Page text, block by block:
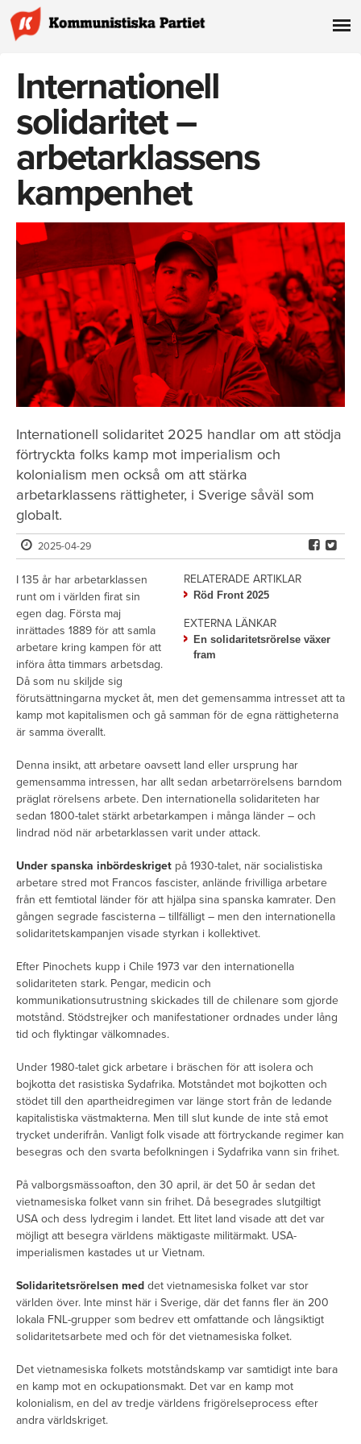
Internationell
solidaritet –
arbetarklassens
kampenhet
Internationell solidaritet 2025 handlar om att stödja
förtryckta folks kamp mot imperialism och
kolonialism men också om att stärka
arbetarklassens rättigheter, i Sverige såväl som
globalt.
2025-04-29
RELATERADE ARTIKLAR
Röd Front 2025
EXTERNA LÄNKAR
En solidaritetsrörelse växer
fram
I 135 år har arbetarklassen
runt om i världen firat sin
egen dag. Första maj
inrättades 1889 för att samla
arbetare kring kampen för att
införa åtta timmars arbetsdag.
Då som nu skiljde sig
förutsättningarna mycket åt, men det gemensamma intresset att ta
kamp mot kapitalismen och gå samman för de egna rättigheterna
är samma överallt.
Denna insikt, att arbetare oavsett land eller ursprung har
gemensamma intressen, har allt sedan arbetarrörelsens barndom
präglat rörelsens arbete. Den internationella solidariteten har
sedan 1800-talet stärkt arbetarkampen i många länder – och
lindrad nöd när arbetarklassen varit under attack.
Under spanska inbördeskriget på 1930-talet, när socialistiska
arbetare stred mot Francos fascister, anlände frivilliga arbetare
från ett femtiotal länder för att hjälpa sina spanska kamrater. Den
gången segrade fascisterna – tillfälligt – men den internationella
solidaritetskampanjen visade styrkan i kollektivet.
Efter Pinochets kupp i Chile 1973 var den internationella
solidariteten stark. Pengar, medicin och
kommunikationsutrustning skickades till de chilenare som gjorde
motstånd. Stödstrejker och manifestationer ordnades under lång
tid och flyktingar välkomnades.
Under 1980-talet gick arbetare i bräschen för att isolera och
bojkotta det rasistiska Sydafrika. Motståndet mot bojkotten och
stödet till den apartheidregimen var länge stort från de ledande
kapitalistiska västmakterna. Men till slut kunde de inte stå emot
trycket underifrån. Vanligt folk visade att förtryckande regimer kan
besegras och den svarta befolkningen i Sydafrika vann sin frihet.
På valborgsmässoafton, den 30 april, är det 50 år sedan det
vietnamesiska folket vann sin frihet. Då besegrades slutgiltigt
USA och dess lydregim i landet. Ett litet land visade att det var
möjligt att besegra världens mäktigaste militärmakt. USA-
imperialismen kastades ut ur Vietnam.
Solidaritetsrörelsen med det vietnamesiska folket var stor
världen över. Inte minst här i Sverige, där det fanns fler än 200
lokala FNL-grupper som bedrev ett omfattande och långsiktigt
solidaritetsarbete med och för det vietnamesiska folket.
Det vietnamesiska folkets motståndskamp var samtidigt inte bara
en kamp mot en ockupationsmakt. Det var en kamp mot
kolonialism, en del av tredje världens frigörelseprocess efter
andra världskriget.